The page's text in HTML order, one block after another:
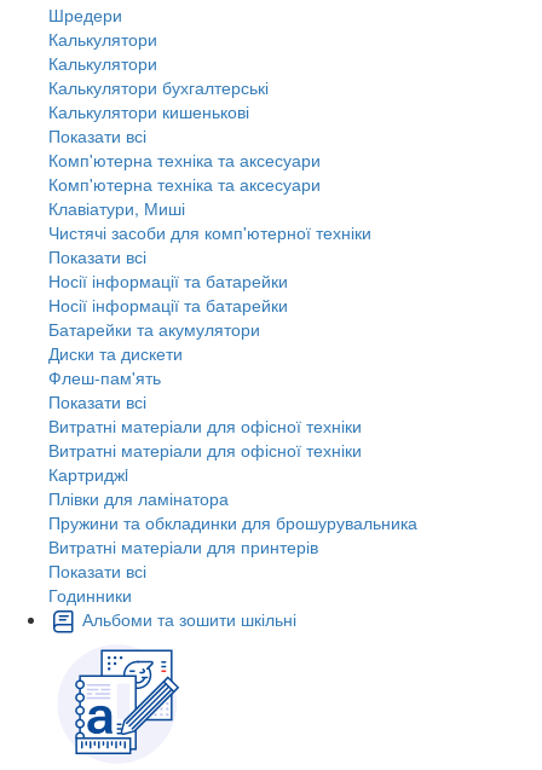
Шредери
Калькулятори
Калькулятори
Калькулятори бухгалтерські
Калькулятори кишенькові
Показати всі
Комп'ютерна техніка та аксесуари
Комп'ютерна техніка та аксесуари
Клавіатури, Миші
Чистячі засоби для комп'ютерної техніки
Показати всі
Носії інформації та батарейки
Носії інформації та батарейки
Батарейки та акумулятори
Диски та дискети
Флеш-пам'ять
Показати всі
Витратні матеріали для офісної техніки
Витратні матеріали для офісної техніки
Картриджi
Плівки для ламінатора
Пружини та обкладинки для брошурувальника
Витратні матеріали для принтерів
Показати всі
Годинники
Альбоми та зошити шкільні